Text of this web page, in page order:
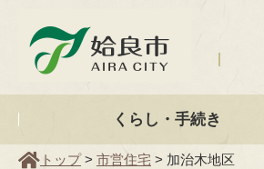
くらし・手続き
トップ> 市営住宅 > 加治木地区